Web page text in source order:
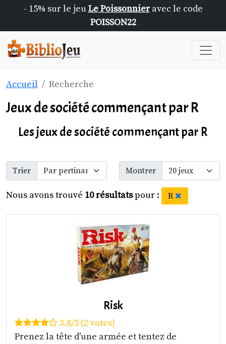
- 15% sur le jeuLe Poissonnieravec le code
POISSON22
Accueil Recherche
Jeux de société commençant par R
Les jeux de société commençant par R
Trier Montrer
Nous avons trouvé 10 résultatspour : R
Risk
3.8/5 (2 votes)
Prenez la tête d'une armée et tentez de